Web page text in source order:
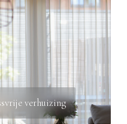
verhuizing